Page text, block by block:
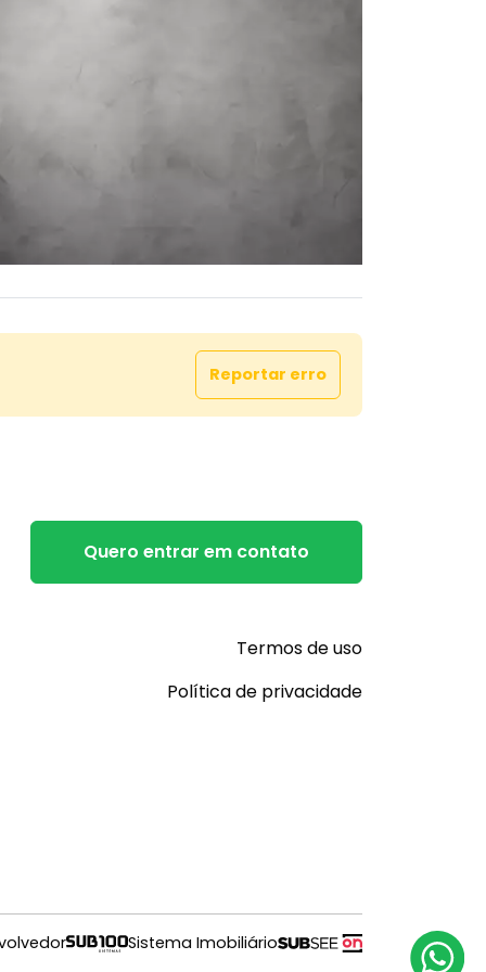
Reportar erro
Quero entrar em contato
Termos de uso
Política de privacidade
Sistema Imobiliário